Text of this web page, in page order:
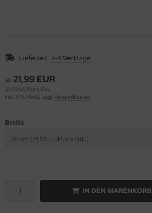
Lieferzeit: 3-4 Werktage
ab 21,99 EUR
21,99 EUR pro Stk.
inkl. 19 % MwSt. zzgl. Versandkosten
Breite
35 cm (21,99 EUR pro Stk.)
IN DEN WARENKORB